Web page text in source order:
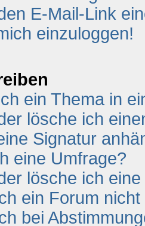
E-Mail-Link
einzuloggen!
ein Thema in
lösche ich
Signatur
eine Umfrage?
lösche ich
ein Forum
bei